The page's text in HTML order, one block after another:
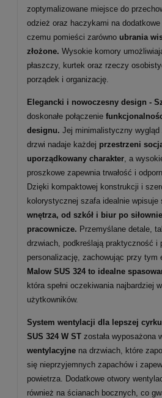
zoptymalizowane miejsce do
odzież oraz haczykami na
czemu pomieści zarówno ubrania
złożone. Wysokie komory
płaszczy, kurtek oraz rzeczy
porządek i organizację.
Elegancki i nowoczesny design -
doskonałe połączenie
designu. Jej minimalistyczny
drzwi nadaje każdej przestrzeni
uporządkowany charakter , a
proszkowe zapewnia trwałość i
Dzięki kompaktowej konstrukcji i
kolorystycznej szafa idealnie wpisuje
wnętrza, od szkół i biur po
pracownicze. Przemyślane detale,
drzwiach, podkreślają praktyczność i
personalizację, zachowując przy tym
Malow SUS 324 to idealne
która spełni oczekiwania najbardziej
użytkowników.
System wentylacji dla lepszej
SUS 324 W ST została wyposażona
wentylacyjne na drzwiach, które
się nieprzyjemnych zapachów i
powietrza. Dodatkowe otwory
również na ścianach bocznych, co